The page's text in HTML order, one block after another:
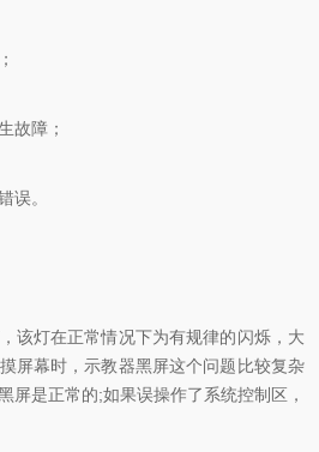
障；
。
灯在正常情况下为有规律的闪烁，大
屏幕时，示教器黑屏这个问题比较复杂
屏是正常的;如果误操作了系统控制区，